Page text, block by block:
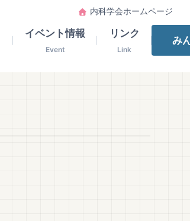
内科学会ホームページ
イベント情報
Event
リンク
Link
み